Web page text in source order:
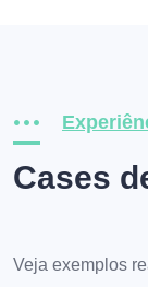
Cases
Veja exemplos